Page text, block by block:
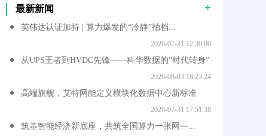
最新新闻 +
英伟达认证加持 | 算力爆发的“冷静”拍档...
2026-07-31 12:30:00
从UPS王者到HVDC先锋——科华数据的“时代转身”
2026-08-03 18:23:24
高端旗舰，艾特网能定义模块化数据中心新标准
2026-07-31 17:51:38
筑基智能经济新底座，共筑全国算力一张网—...